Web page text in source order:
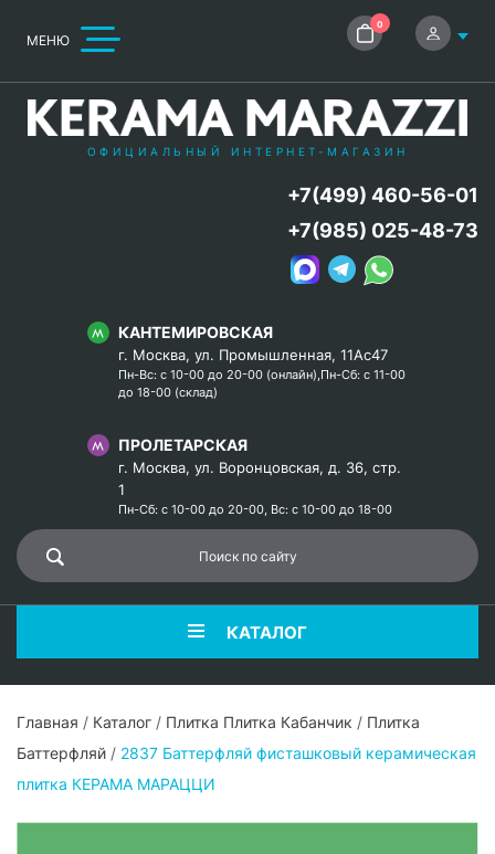
МЕНЮ
0
ОФИЦИАЛЬНЫЙ ИНТЕРНЕТ-МАГАЗИН
КАНТЕМИРОВСКАЯ
г. Москва, ул. Промышленная, 11Ас47
Пн-Вс: с 10-00 до 20-00 (онлайн),Пн-Сб: с 11-00
до 18-00 (склад)
ПРОЛЕТАРСКАЯ
г. Москва, ул. Воронцовская, д. 36, стр.
1
Пн-Сб: с 10-00 до 20-00, Вс: с 10-00 до 18-00
+7(499) 460-56-01
+7(985) 025-48-73
КАТАЛОГ
Главная / Каталог / Плитка Плитка Кабанчик / Плитка
Баттерфляй / 2837 Баттерфляй фисташковый керамическая
плитка КЕРАМА МАРАЦЦИ